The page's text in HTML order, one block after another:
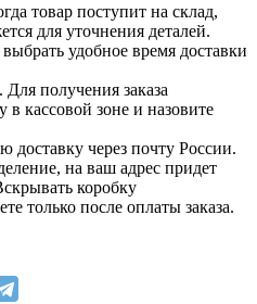
товар поступит на склад,
для уточнения деталей.
удобное время доставки
получения заказа
в кассовой зоне и назовите
доставку через почту России.
на ваш адрес придет
коробку
только после оплаты заказа.